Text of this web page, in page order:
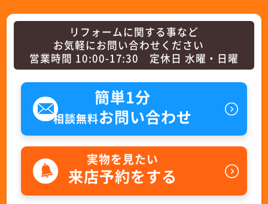
リフォームに関する事など
お気軽にお問い合わせください
営業時間 10:00-17:30 定休日 水曜・日曜
簡単1分
相談無料お問い合わせ
実物を見たい
来店予約をする